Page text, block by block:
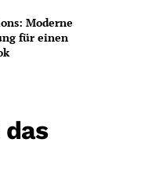
Moderne
für einen